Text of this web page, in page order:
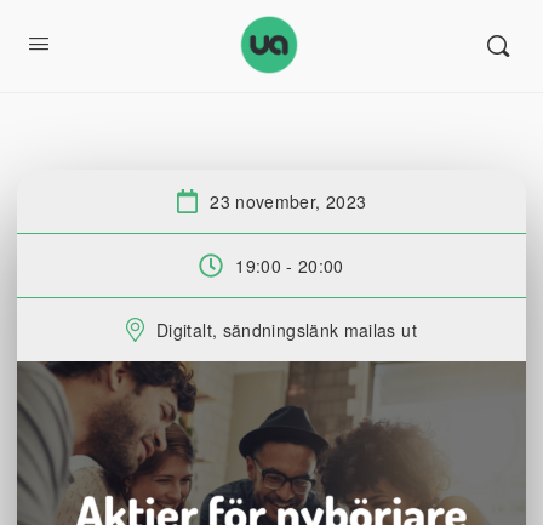
Datum:
23 november, 2023
Tid:
19:00 - 20:00
Plats:
Digitalt, sändningslänk mailas ut